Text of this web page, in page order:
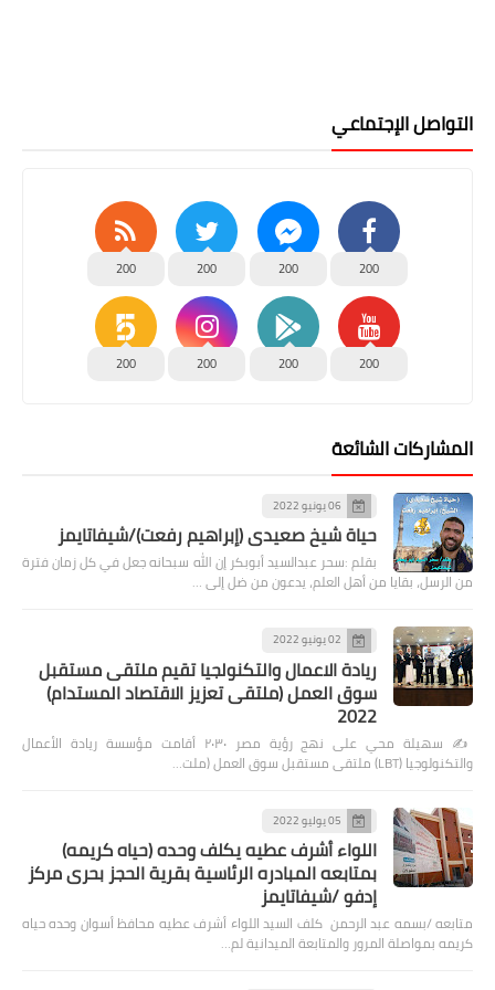
التواصل الإجتماعي
200
200
200
200
200
200
200
200
المشاركات الشائعة
06 يونيو 2022
حياة شيخ صعيدى (إبراهيم رفعت)/شيفاتايمز
بقلم :سحر عبدالسيد أبوبكر إن الله سبحانه جعل في كل زمان فترة
من الرسل، بقايا من أهل العلم، يدعون من ضل إلى …
02 يونيو 2022
ريادة الاعمال والتكنولجيا تقيم ملتقى مستقبل
سوق العمل (ملتقى تعزيز الاقتصاد المستدام)
2022
✍️ سهيلة محي على نهج رؤية مصر ٢٠٣٠ أقامت مؤسسة ريادة الأعمال
والتكنولوجيا (LBT) ملتقى مستقبل سوق العمل (ملت…
05 يوليو 2022
اللواء أشرف عطيه يكلف وحده (حياه كريمه)
بمتابعه المبادره الرئاسية بقرية الحجز بحرى مركز
إدفو /شيفاتايمز
متابعه /بسمه عبد الرحمن كلف السيد اللواء أشرف عطيه محافظ أسوان وحده حياه
كريمه بمواصلة المرور والمتابعة الميدانية لم…